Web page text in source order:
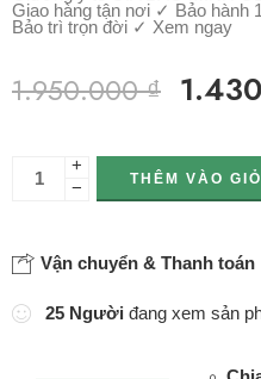
Giao hàng tận nơi ✓ Bảo hành
Bảo trì trọn đời ✓ Xem ngay
1.950.000₫
+
−
THÊM VÀO
Vận chuyển & Thanh toán
25 Người đang xem sản